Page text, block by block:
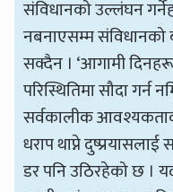
संविधानको उल्लंघन
नबनाएसम्म संविधानको
सक्दैन । ‘आगामी
परिस्थितिमा सौदा गर्न
सर्वकालीक
धराप थाप्ने
डर पनि उठिरहेको छ ।